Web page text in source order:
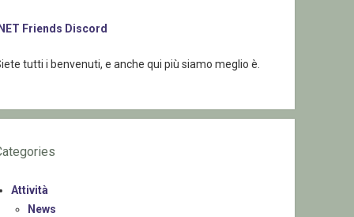
Friends Discord
tutti i benvenuti, e anche qui più siamo meglio è.
Attività
News